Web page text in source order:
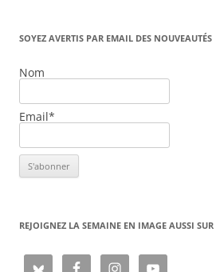
SOYEZ AVERTIS PAR EMAIL DES NOUVEAUTÉS
Nom
Email*
REJOIGNEZ LA SEMAINE EN IMAGE AUSSI SUR